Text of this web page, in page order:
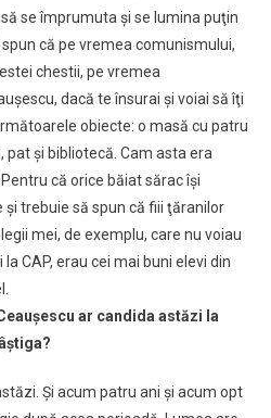
capacitate
de
răul
se împrumuta şi se lumina puţin
că pe vremea comunismului,
chestii, pe vremea
dacă te însurai şi voiai să îţi
obiecte: o masă cu patru
pat şi bibliotecă. Cam asta era
că orice băiat sărac îşi
trebuie să spun că fiii ţăranilor
mei, de exemplu, care nu voiau
CAP, erau cei mai buni elevi din
ar candida astăzi la
Şi acum patru ani şi acum opt